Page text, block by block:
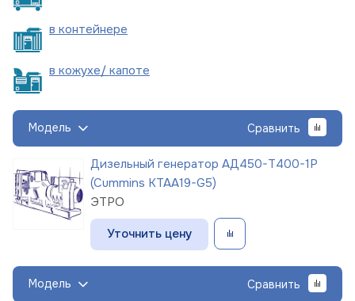
в контейнере
в кожухе/ капоте
Модель Сравнить
Дизельный генератор АД450-Т400-1Р
(Cummins KTAA19-G5)
ЭТРО
Уточнить цену
Модель Сравнить